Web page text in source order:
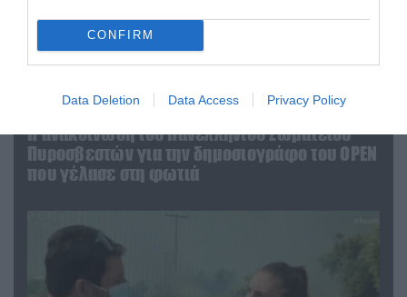
CONFIRM
Data Deletion Data Access Privacy Policy
04.08.2026 | 13:02
Η ανακοίνωση του Πανελλήνιου Σωματείου
Πυροσβεστών για την δημοσιογράφο του OPEN
που γέλασε στη φωτιά